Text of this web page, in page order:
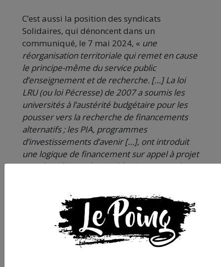
C’est aussi la position des syndicats
Solidaires, qui dénoncent dans un
communiqué, le 7 mai 2024, « une
réorganisation territoriale qui remet en cause
le principe-même du service public
d’enseignement et de recherche. […] La loi
LRU (ou loi Pécresse) de 2007 a soumis les
universités à l’austérité budgétaire pour les
pousser vers la recherche de financements
alternatifs ; les PIA, programmes
d’investissements d’avenir […], ont introduit
une logique de financement sur appel à projet
pour la politique de site, l’équipement et la
Quel avenir pour
l’Université Paul-Valéry